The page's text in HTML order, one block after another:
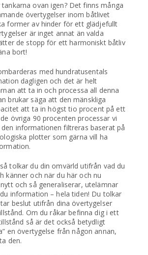
tankarna ovan igen? Det finns många
övertygelser inom båtlivet
former av hinder för ett glädjefullt
är inget annat än valda
de stopp för ett harmoniskt båtliv
bort!
med hundratusentals
dagligen och det är helt
att ta in och processa all denna
brukar säga att den mänskliga
att ta in högst tio procent på ett
övriga 90 procenten processar vi
informationen filtreras baserat på
plotter som gärna vill ha
tolkar du din omvärld utifrån vad du
känner och när du här och nu
och så generaliserar, utelämnar
information – hela tiden! Du tolkar
beslut utifrån dina övertygelser
Om du råkar befinna dig i ett
så är det också betydligt
en övertygelse från någon annan,
den.